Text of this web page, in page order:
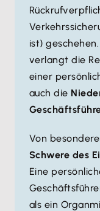
ist)
verlangt die
einer
auch die
Von
Schwere des
Eine
als ein